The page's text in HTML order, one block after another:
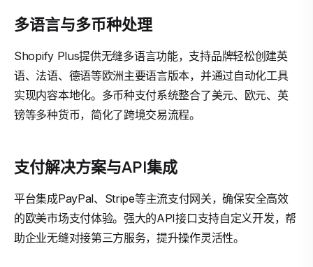
多语言与多币种处理
Shopify Plus提供无缝多语言功能，支持品牌轻松创建英
语、法语、德语等欧洲主要语言版本，并通过自动化工具
实现内容本地化。多币种支付系统整合了美元、欧元、英
镑等多种货币，简化了跨境交易流程。
支付解决方案与API集成
平台集成PayPal、Stripe等主流支付网关，确保安全高效
的欧美市场支付体验。强大的API接口支持自定义开发，帮
助企业无缝对接第三方服务，提升操作灵活性。